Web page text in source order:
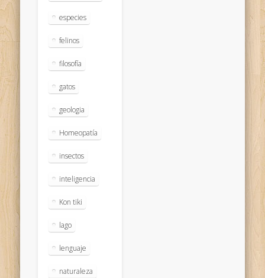
especies
felinos
filosofía
gatos
geologia
Homeopatía
insectos
inteligencia
Kon tiki
lago
lenguaje
naturaleza